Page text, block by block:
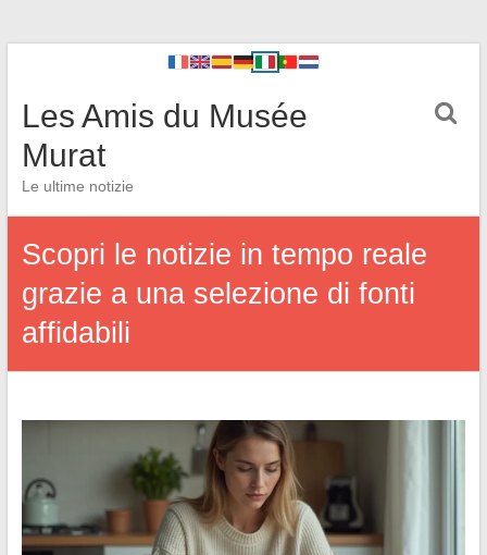
Les Amis du Musée
Murat
Le ultime notizie
Scopri le notizie in tempo reale
grazie a una selezione di fonti
affidabili